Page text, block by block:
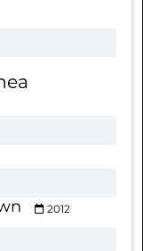
2012